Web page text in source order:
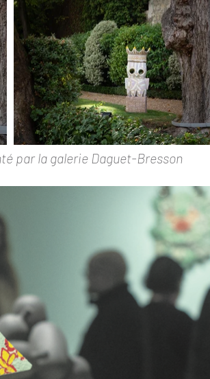
par la galerie Daguet-Bresson